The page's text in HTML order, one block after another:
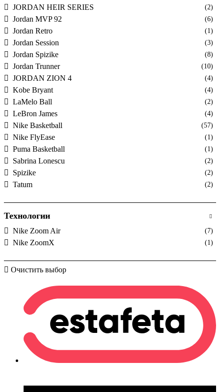
JORDAN HEIR SERIES (2)
Jordan MVP 92 (6)
Jordan Retro (1)
Jordan Session (3)
Jordan Spizike (8)
Jordan Trunner (10)
JORDAN ZION 4 (4)
Kobe Bryant (4)
LaMelo Ball (2)
LeBron James (4)
Nike Basketball (57)
Nike FlyEase (1)
Puma Basketball (1)
Sabrina Lonescu (2)
Spizike (2)
Tatum (2)
Технологии
Nike Zoom Air (7)
Nike ZoomX (1)
Очистить выбор